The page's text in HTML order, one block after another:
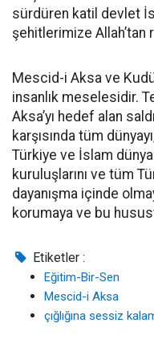
sürdüren katil devlet
şehitlerimize Allah’tan
Mescid-i Aksa ve
insanlık meselesidir.
Aksa’yı hedef alan
karşısında tüm
Türkiye ve İslam
kuruluşlarını ve tüm
dayanışma içinde
korumaya ve bu
Etiketler :
Eğitim-Bir-Sen
Mescid-i Aksa
çığlığına sessiz